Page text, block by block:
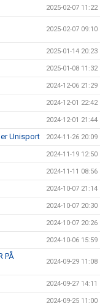
2025-02-07 11:22
2025-02-07 09:10
2025-01-14 20:23
2025-01-08 11:32
2024-12-06 21:29
2024-12-01 22:42
2024-12-01 21:44
Unisport 2024-11-26 20:09
2024-11-19 12:50
2024-11-11 08:56
2024-10-07 21:14
2024-10-07 20:30
2024-10-07 20:26
2024-10-06 15:59
PÅ
2024-09-29 11:08
2024-09-27 14:11
2024-09-25 11:00